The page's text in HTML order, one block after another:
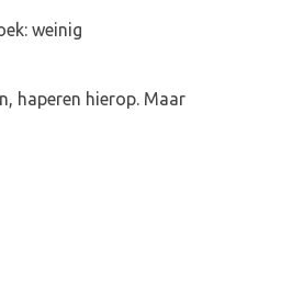
weinig
haperen hierop. Maar